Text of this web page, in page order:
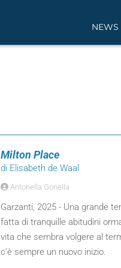
NEWS
Milton Place
di Elisabeth de Waal
Antonella Gonella
Garzanti, 2025 - Una grande
fatta di tranquille abitudini
vita che sembra volgere al
c’è sempre un nuovo inizio.